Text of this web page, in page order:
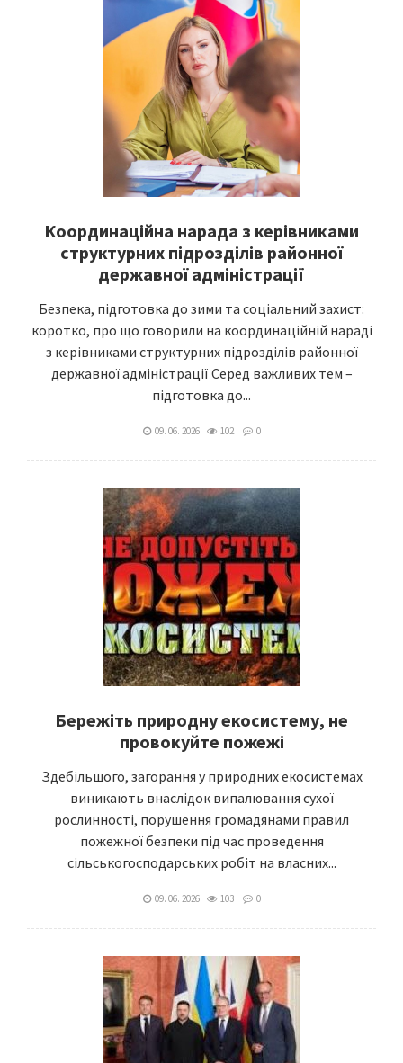
Координаційна нарада з керівниками
структурних підрозділів районної
державної адміністрації
Безпека, підготовка до зими та соціальний захист:
коротко, про що говорили на координаційній нараді
з керівниками структурних підрозділів районної
державної адміністрації Серед важливих тем –
підготовка до...
09. 06. 2026 102 0
Бережіть природну екосистему, не
провокуйте пожежі
Здебільшого, загорання у природних екосистемах
виникають внаслідок випалювання сухої
рослинності, порушення громадянами правил
пожежної безпеки під час проведення
сільськогосподарських робіт на власних...
09. 06. 2026 103 0